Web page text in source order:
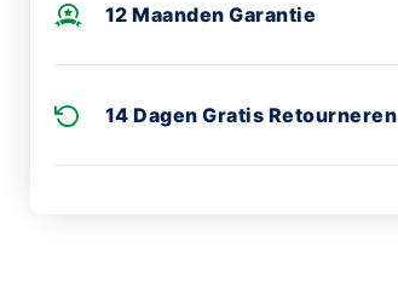
12 Maanden Garantie
14 Dagen Gratis Retourneren